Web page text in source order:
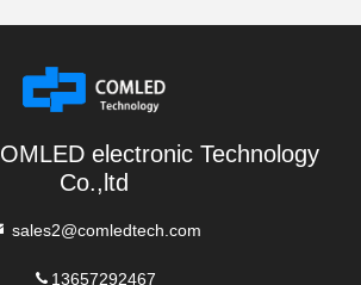
electronic Technology
Co.,ltd
sales2@comledtech.com
13657292467